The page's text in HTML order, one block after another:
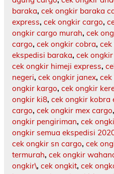
baraka, cek ongkir baraka
express, cek ongkir cargo,
ongkir cargo murah, cek
cargo, cek ongkir cobra, cek
ekspedisi baraka, cek
cek ongkir himeji express,
negeri, cek ongkir janex,
ongkir kargo, cek ongkir
ongkir ki8, cek ongkir kobra
cargo, cek ongkir mex cargo,
ongkir pengiriman, cek
ongkir semua ekspedisi
cek ongkir sn cargo, cek
termurah, cek ongkir
ongkir\, cek ongkit, cek